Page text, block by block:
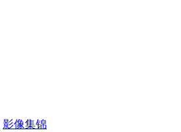
影像集锦